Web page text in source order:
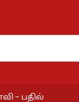
– பதில்